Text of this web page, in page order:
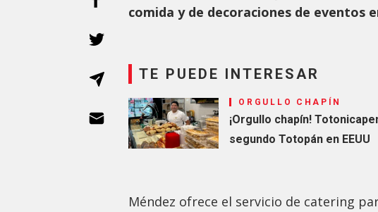
comida y de decoraciones de eventos
TE PUEDE INTERESAR
ORGULLO CHAPÍN
¡Orgullo chapín!
segundo Totopán en EEUU
Méndez ofrece el servicio de catering